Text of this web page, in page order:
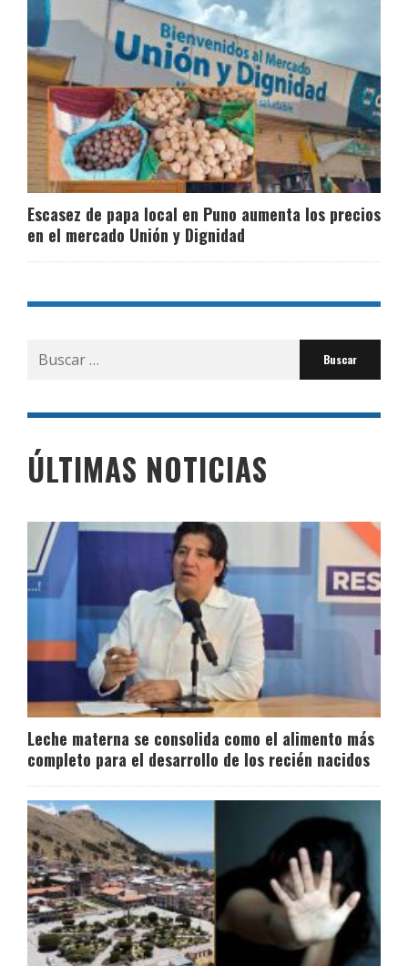
Escasez de papa local en Puno aumenta los precios
en el mercado Unión y Dignidad
Buscar
por:
ÚLTIMAS NOTICIAS
Leche materna se consolida como el alimento más
completo para el desarrollo de los recién nacidos